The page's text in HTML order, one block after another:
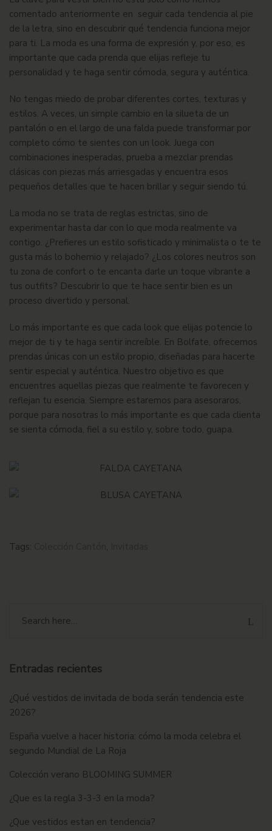
comentado anteriormente en seguir cada tendencia al pie
de la letra, sino en descubrir qué tendencia funciona mejor
para ti. La moda es una forma de expresión y, por eso, es
importante que cada prenda que elijas refleje tu
personalidad y te haga sentir cómoda, segura y auténtica.
No tengas miedo de probar diferentes cortes, texturas y
estilos. A veces, un simple cambio en la silueta de un
pantalón o en el largo de una falda puede transformar por
completo cómo te sientes con un look. Juega con
combinaciones inesperadas, prueba a mezclar prendas
clásicas con piezas más arriesgadas y encuentra esos
pequeños detalles que te hacen brillar y seguir siendo tú.
La moda no se trata de reglas estrictas, sino de
experimentar hasta dar con lo que moda realmente va
contigo. ¿Prefieres un estilo sofisticado y minimalista o te te
gusta más lo bohemio y relajado? ¿Los colores neutros son
tu zona de confort o te encanta darle un toque vibrante a
tus outfits? Descubrir lo que te hace sentir bien es un
proceso divertido y personal.
Lo más importante es que cada look que elijas potencie lo
mejor de ti y te haga sentir increíble. En Bolfate, ofrecemos
prendas únicas con un estilo propio, diseñadas para hacerte
sentir especial y auténtica. Nuestro objetivo es que
encuentres aquellas piezas que realmente te favorecen y
reflejan tu esencia. Siempre estaremos para asesoraros,
porque para nosotras lo más importante es que cada clienta
se sienta cómoda, fiel a su estilo y, sobre todo, guapa.
Tags: ,
Entradas recientes
¿Qué vestidos de invitada de boda serán tendencia este
2026?
España vuelve a hacer historia: cómo la moda celebra el
segundo Mundial de La Roja
Colección verano BLOOMING SUMMER
¿Que es la regla 3-3-3 en la moda?
¿Que vestidos estan en tendencia?